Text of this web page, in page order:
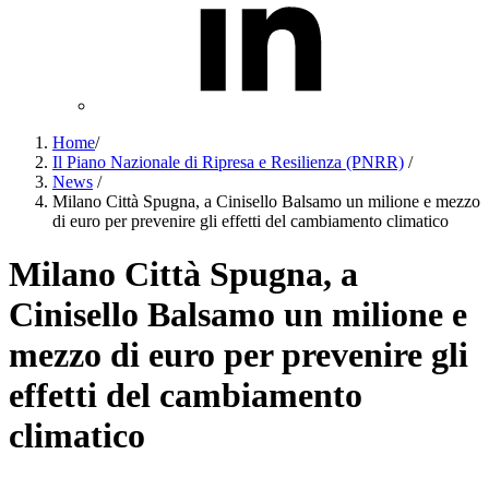
Home/
Il Piano Nazionale di Ripresa e Resilienza (PNRR) /
News /
Milano Città Spugna, a Cinisello Balsamo un milione e mezzo
di euro per prevenire gli effetti del cambiamento climatico
Milano Città Spugna, a
Cinisello Balsamo un milione e
mezzo di euro per prevenire gli
effetti del cambiamento
climatico